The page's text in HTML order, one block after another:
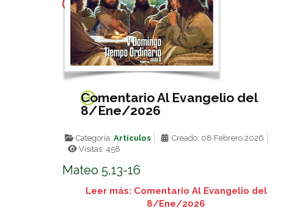
Comentario Al Evangelio del
8/Ene/2026
Categoría:Artículos
Creado: 08 Febrero 2026
Visitas: 458
Mateo 5,13-16
Leer más: Comentario Al Evangelio del
8/Ene/2026